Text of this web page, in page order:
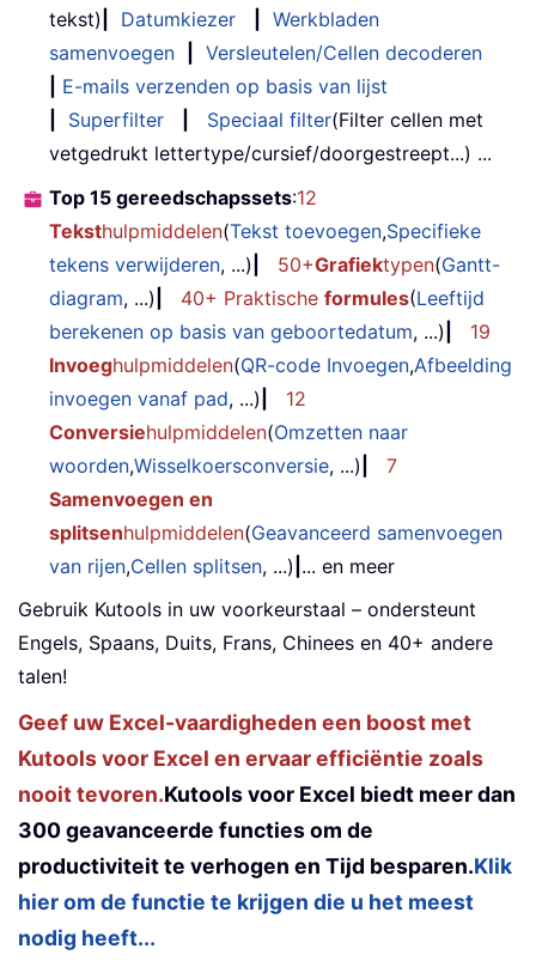
tekst)
Datumkiezer
Werkbladen
samenvoegen
Versleutelen/Cellen decoderen
E-mails verzenden op basis van lijst
Superfilter Speciaal filter(Filter cellen met
vetgedrukt lettertype/cursief/doorgestreept...) ...
Top 15 gereedschapssets:12
Teksthulpmiddelen(Tekst toevoegen,Specifieke
tekens verwijderen, ...) 50+Grafiektypen(Gantt-
diagram, ...) 40+ Praktische formules(Leeftijd
berekenen op basis van geboortedatum, ...)
19
Invoeghulpmiddelen(QR-code Invoegen,Afbeelding
invoegen vanaf pad, ...)
12
Conversiehulpmiddelen(Omzetten naar
woorden,Wisselkoersconversie, ...)
7
Samenvoegen en
splitsenhulpmiddelen(Geavanceerd samenvoegen
van rijen,Cellen splitsen, ...) ... en meer
Gebruik Kutools in uw voorkeurstaal – ondersteunt
Engels, Spaans, Duits, Frans, Chinees en 40+ andere
talen!
Geef uw Excel-vaardigheden een boost met
Kutools voor Excel en ervaar efficiëntie zoals
nooit tevoren.Kutools voor Excel biedt meer dan
300 geavanceerde functies om de
productiviteit te verhogen en Tijd besparen.Klik
hier om de functie te krijgen die u het meest
nodig heeft...